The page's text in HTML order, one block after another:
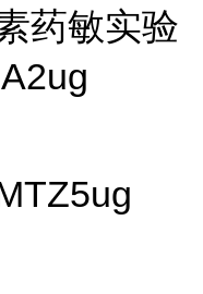
药敏实验